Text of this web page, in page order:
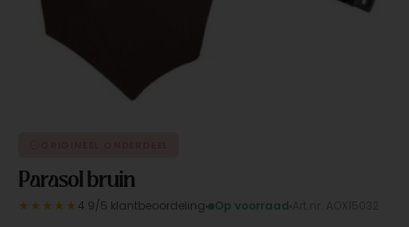
Parasol bruin
★★★★★ 4.9/5 klantbeoordeling Op voorraad